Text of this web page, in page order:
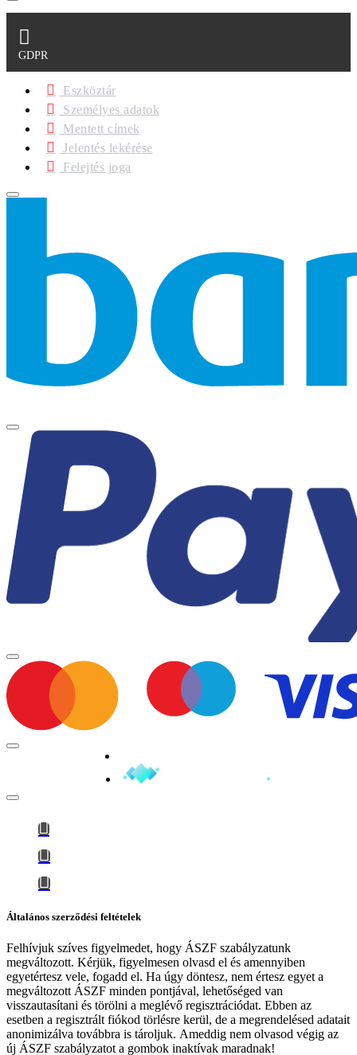
GDPR
Eszköztár
Személyes adatok
Mentett címek
Jelentés lekérése
Felejtés joga
Általános szerződési feltételek
Felhívjuk szíves figyelmedet, hogy ÁSZF szabályzatunk
megváltozott. Kérjük, figyelmesen olvasd el és amennyiben
egyetértesz vele, fogadd el. Ha úgy döntesz, nem értesz egyet a
megváltozott ÁSZF minden pontjával, lehetőséged van
visszautasítani és törölni a meglévő regisztrációdat. Ebben az
esetben a regisztrált fiókod törlésre kerül, de a megrendelésed adatait
anonimizálva továbbra is tároljuk. Ameddig nem olvasod végig az
új ÁSZF szabályzatot a gombok inaktívak maradnak!